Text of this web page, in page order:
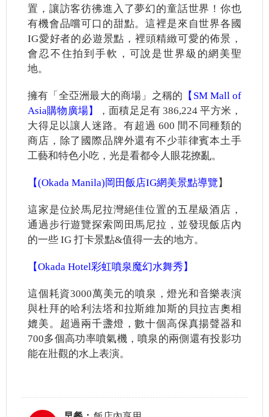
置，讓訪客彷彿進入了夢幻的童話世界！你也
有機會品嚐可口的甜點。這裡是來自世界各國
IG愛好者的必遊景點，裡頭精緻可愛的佈景，
會忍不住拍到手軟，可說是世界級的網美聖
地。
擁有「全亞洲最大的商場」之稱的 【SM Mall of
Asia購物廣場】
，面積足足有 386,224 平方米，
大得足以讓人迷路。有超過 600 間不同種類的
商店，除了國際品牌外還有不少菲律賓本土手
工藝和特色小吃，光是看都令人眼花撩亂。
【(Okada Manila)岡田飯店IG網美景點導覽 】
這家是位於馬尼拉灣絕佳位置的五星級酒店，
通過步行遊覽探索岡田馬尼拉，並發現飯店內
的一些 IG 打卡景點&值得一去的地方。
【Okada Hotel彩虹噴泉魔幻水舞秀】
這個耗資3000萬美元的噴泉，燈光和音樂表演
與杜拜的哈利法塔和拉斯維加斯的貝拉吉奧相
媲美。超過兩千盞燈，數十個高保真揚聲器和
700多個高功率噴氣機，噴泉的兩側還有投影功
能在壯觀的水上表演。